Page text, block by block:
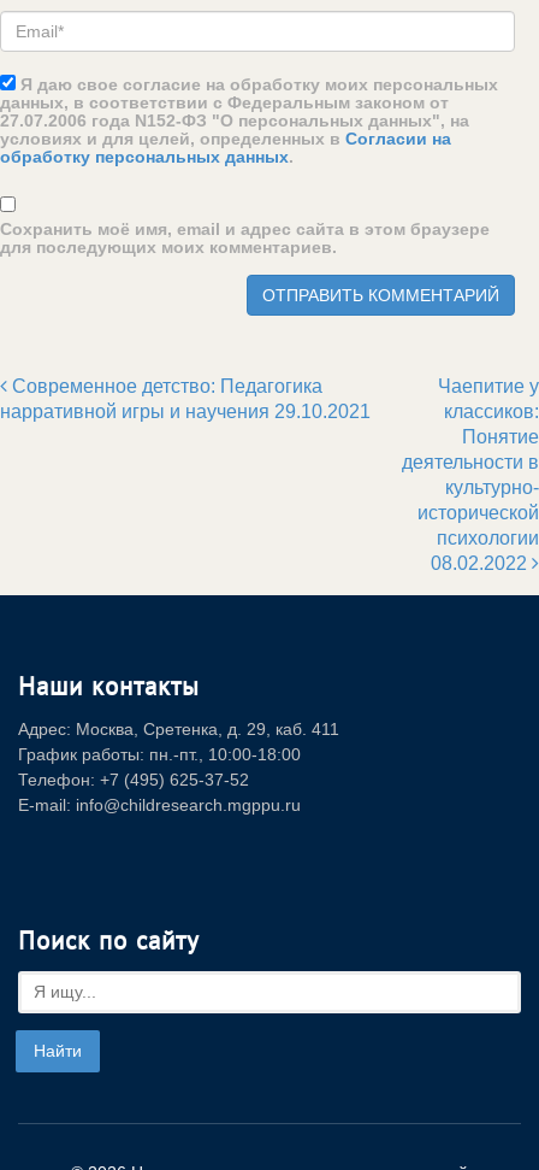
Я даю свое согласие на обработку моих персональных
данных, в соответствии с Федеральным законом от
27.07.2006 года N152-ФЗ "О персональных данных", на
условиях и для целей, определенных в Согласии на
обработку персональных данных.
Сохранить моё имя, email и адрес сайта в этом браузере
для последующих моих комментариев.
Post navigation
Современное детство: Педагогика
нарративной игры и научения 29.10.2021
Чаепитие у
классиков:
Понятие
деятельности в
культурно-
исторической
психологии
08.02.2022
Наши контакты
Адрес: Москва, Сретенка, д. 29, каб. 411
График работы: пн.-пт., 10:00-18:00
Телефон: +7 (495) 625-37-52
E-mail: info@childresearch.mgppu.ru
Поиск по сайту